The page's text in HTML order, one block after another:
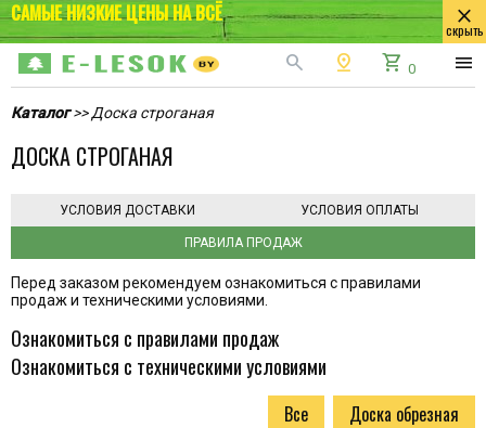
САМЫЕ НИЗКИЕ ЦЕНЫ НА ВСЁ close
скрыть
search pin_drop shopping_cart 0 menu
Каталог>> Доска строганая
ДОСКА СТРОГАНАЯ
ПРАВИЛА ПРОДАЖ
УСЛОВИЯ ДОСТАВКИ УСЛОВИЯ ОПЛАТЫ
Перед заказом рекомендуем ознакомиться с правилами
продаж и техническими условиями.
Ознакомиться с правилами продаж
Ознакомиться с техническими условиями
Все Доска обрезная